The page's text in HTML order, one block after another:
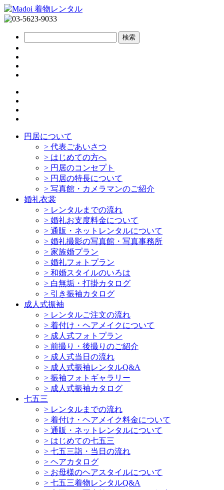
円居について
> 代表ごあいさつ
> はじめての方へ
> 円居のコンセプト
> 円居の特長について
> 写真館・カメラマンのご紹介
婚礼衣裳
> レンタルまでの流れ
> 婚礼お支度料金について
> 通販・ネットレンタルについて
> 婚礼撮影の写真館・写真事務所
> 家族婚プラン
> 婚礼フォトプラン
> 和婚スタイルのいろは
> 白無垢・打掛カタログ
> 引き振袖カタログ
成人式振袖
> レンタルご注文の流れ
> 着付け・ヘアメイクについて
> 成人式フォトプラン
> 前撮り・後撮りのご紹介
> 成人式当日の流れ
> 成人式振袖レンタルQ&A
> 振袖フォトギャラリー
> 成人式振袖カタログ
七五三
> レンタルまでの流れ
> 着付け・ヘアメイク料金について
> 通販・ネットレンタルについて
> はじめての七五三
> 七五三詣・当日の流れ
> ヘアカタログ
> お母様のヘアスタイルについて
> 七五三着物レンタルQ&A